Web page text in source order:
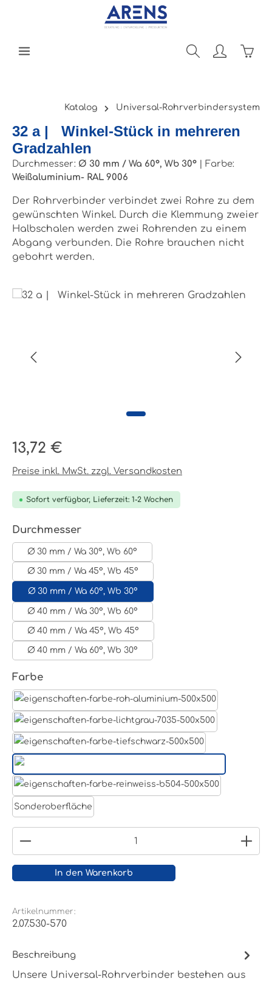
Zum Hauptinhalt springen
Katalog Universal-Rohrverbindersystem
32 a | Winkel-Stück in mehreren
Gradzahlen
Durchmesser: Ø 30 mm / Wa 60°, Wb 30°
Farbe:
Weißaluminium- RAL 9006
Der Rohrverbinder verbindet zwei Rohre zu dem
gewünschten Winkel. Durch die Klemmung zweier
Halbschalen werden zwei Rohrenden zu einem
Abgang verbunden. Die Rohre brauchen nicht
gebohrt werden.
Bildergalerie überspringen
Regulärer Preis:
13,72 €
Preise inkl. MwSt. zzgl. Versandkosten
Sofort verfügbar, Lieferzeit: 1-2 Wochen
Durchmesserauswählen
Ø 30 mm / Wa 30°, Wb 60°
Ø 30 mm / Wa 45°, Wb 45°
Ø 30 mm / Wa 60°, Wb 30°
Ø 40 mm / Wa 30°, Wb 60°
Ø 40 mm / Wa 45°, Wb 45°
Ø 40 mm / Wa 60°, Wb 30°
Farbeauswählen
Weißaluminium- RAL 9006
Sonderoberfläche
Produkt Anzahl: Gib den gewünschten Wert
In den Warenkorb
Artikelnummer:
2.07.530-570
Beschreibung
Unsere Universal-Rohrverbinder bestehen aus